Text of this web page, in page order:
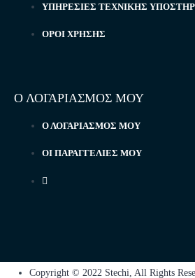
ΥΠΗΡΕΣΊΕΣ ΤΕΧΝΙΚΉΣ
ΌΡΟΙ ΧΡΉΣΗΣ
Ο ΛΟΓΑΡΙΑΣΜΟΣ ΜΟΥ
Ο ΛΟΓΑΡΙΑΣΜΌΣ ΜΟΥ
ΟΙ ΠΑΡΑΓΓΕΛΊΕΣ ΜΟΥ
Copyright © 2022 Stechi, All Rights